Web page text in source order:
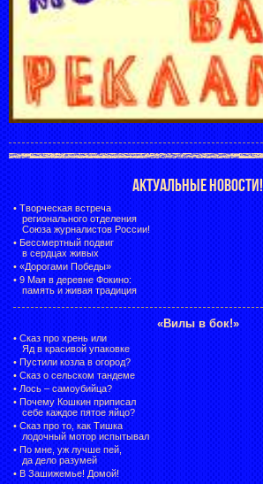
АКТУАЛЬНЫЕ НОВОСТИ!
• Творческая встреча
регионального отделения
Союза журналистов России!
• Бессмертный подвиг
в сердцах живых
• «Дорогами Победы»
• 9 Мая в деревне Фокино:
память и живая традиция
«Вилы в бок!»
• Сказ про хрень или
Яд в красивой упаковке
• Пустили козла в огород?
• Сказ о сельском тандеме
• Лось – самоубийца?
• Почему Кошкин приписал
себе каждое пятое яйцо?
• Сказ про то, как Тишка
лодочный мотор испытывал
• По мне, уж лучше пей,
да дело разумей
• В Зашижемье! Домой!